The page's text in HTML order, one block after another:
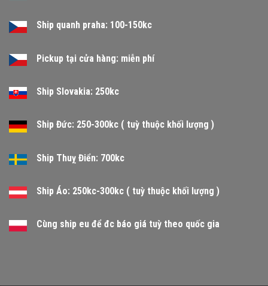
Ship quanh praha: 100-150kc
Pickup tại cửa hàng: miễn phí
Ship Slovakia: 250kc
Ship Đức: 250-300kc ( tuỳ thuộc khối lượng )
Ship Thuỵ Điển: 700kc
Ship Áo: 250kc-300kc ( tuỳ thuộc khối lượng )
Cùng ship eu để đc báo giá tuỳ theo quốc gia